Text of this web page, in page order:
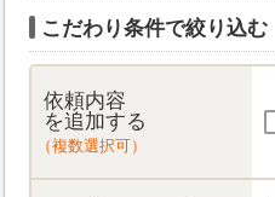
こだわり条件で絞り込む
依頼内容
を追加する
（複数選択可）